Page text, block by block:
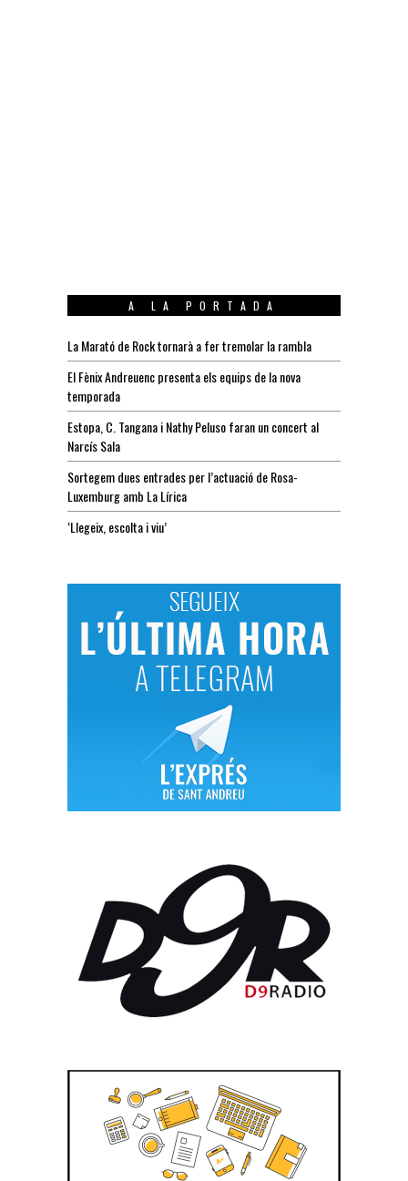
A LA PORTADA
La Marató de Rock tornarà a fer tremolar la rambla
El Fènix Andreuenc presenta els equips de la nova
temporada
Estopa, C. Tangana i Nathy Peluso faran un concert al
Narcís Sala
Sortegem dues entrades per l’actuació de Rosa-
Luxemburg amb La Lírica
‘Llegeix, escolta i viu’